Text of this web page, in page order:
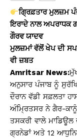
s
A
p
p
e
b
o
k
ਗ੍ਰਿਫ਼ਤਾਰ ਮੁਲਜ਼ਮ
ਇਰਾਦੇ ਨਾਲ ਅਪਰਾਧਕ
ਗੌਰਵ ਯਾਦਵ
ਮੁਲਜ਼ਮਾਂ ਵੱਲੋਂ ਖੇਪ ਦੀ
ਵੀ ਜ਼ਬਤ
Amritsar News:
ਅਨੁਸਾਰ ਪੰਜਾਬ ਨੂੰ
ਦੌਰਾਨ ਵੱਡੀ ਸਫ਼ਲਤਾ
ਅੰਮ੍ਰਿਤਸਰ ਨੇ ਗੈਰ-
ਤਸਕਰੀ ਵਾਲੇ
ਗ੍ਰਨੇਡਾਂ ਅਤੇ 12